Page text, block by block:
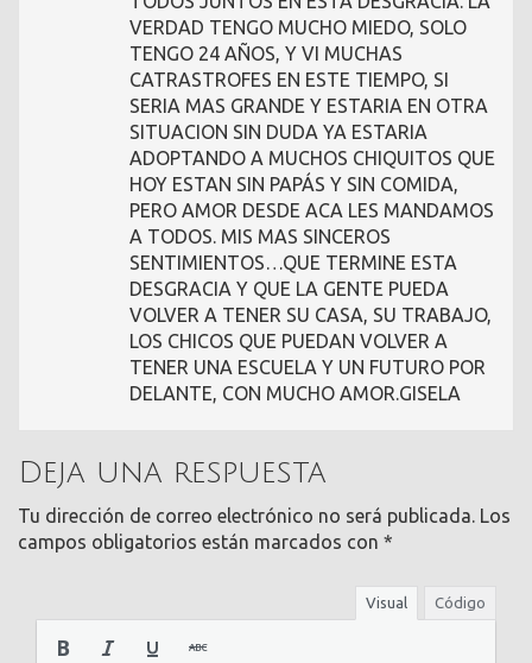
VERDAD TENGO MUCHO MIEDO, SOLO
TENGO 24 AÑOS, Y VI MUCHAS
CATRASTROFES EN ESTE TIEMPO, SI
SERIA MAS GRANDE Y ESTARIA EN OTRA
SITUACION SIN DUDA YA ESTARIA
ADOPTANDO A MUCHOS CHIQUITOS QUE
HOY ESTAN SIN PAPÁS Y SIN COMIDA,
PERO AMOR DESDE ACA LES MANDAMOS
A TODOS. MIS MAS SINCEROS
SENTIMIENTOS…QUE TERMINE ESTA
DESGRACIA Y QUE LA GENTE PUEDA
VOLVER A TENER SU CASA, SU TRABAJO,
LOS CHICOS QUE PUEDAN VOLVER A
TENER UNA ESCUELA Y UN FUTURO POR
DELANTE, CON MUCHO AMOR.GISELA
Deja una respuesta
Tu dirección de correo electrónico no será publicada. Los
campos obligatorios están marcados con *
Visual Código